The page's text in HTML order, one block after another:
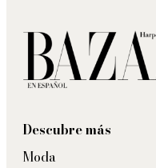
Descubre más
Moda